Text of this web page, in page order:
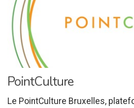
PointCulture
Le PointCulture Bruxelles,